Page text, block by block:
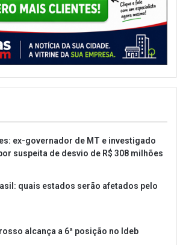
ex-governador de MT e investigado
suspeita de desvio de R$ 308 milhões
quais estados serão afetados pelo
alcança a 6ª posição no Ideb